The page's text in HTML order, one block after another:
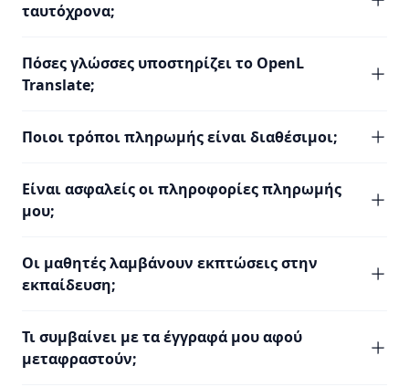
ταυτόχρονα;
Πόσες γλώσσες υποστηρίζει το OpenL
Translate;
Ποιοι τρόποι πληρωμής είναι διαθέσιμοι;
Είναι ασφαλείς οι πληροφορίες πληρωμής
μου;
Οι μαθητές λαμβάνουν εκπτώσεις στην
εκπαίδευση;
Τι συμβαίνει με τα έγγραφά μου αφού
μεταφραστούν;